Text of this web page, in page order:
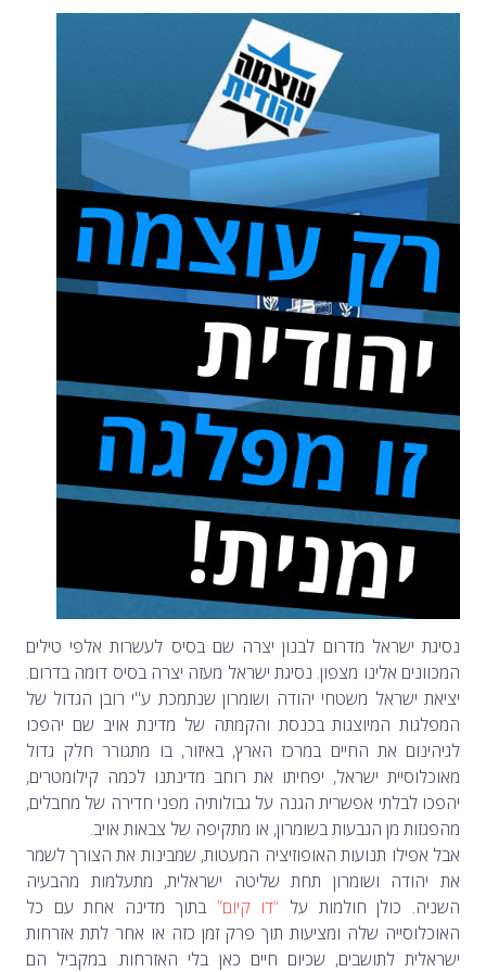
נסיגת ישראל מדרום לבנון יצרה שם בסיס לעשרות אלפי טילים
המכוונים אלינו מצפון. נסיגת ישראל מעזה יצרה בסיס דומה בדרום.
יציאת ישראל משטחי יהודה ושומרון שנתמכת ע"י רובן הגדול של
המפלגות המיוצגות בכנסת והקמתה של מדינת אויב שם יהפכו
לגיהינום את החיים במרכז הארץ, באיזור, בו מתגורר חלק גדול
מאוכלוסיית ישראל, יפחיתו את רוחב מדינתנו לכמה קילומטרים,
יהפכו לבלתי אפשרית הגנה על גבולותיה מפני חדירה של מחבלים,
מהפגזות מן הגבעות בשומרון, או מתקיפה של צבאות אויב.
אבל אפילו תנועות האופוזיציה המעטות, שמבינות את הצורך לשמר
את יהודה ושומרון תחת שליטה ישראלית, מתעלמות מהבעיה
השניה. כולן חולמות על “דו קיום” בתוך מדינה אחת עם כל
האוכלוסייה שלה ומציעות תוך פרק זמן כזה או אחר לתת אזרחות
ישראלית לתושבים, שכיום חיים כאן בלי האזרחות. במקביל הם